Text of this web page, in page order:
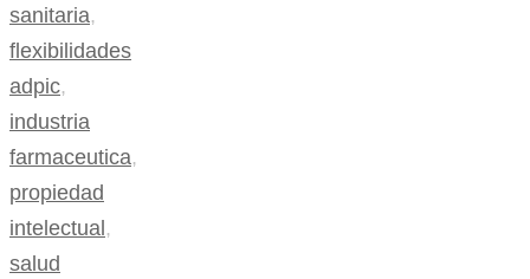
sanitaria,
flexibilidades
adpic,
industria
farmaceutica,
propiedad
intelectual ,
salud